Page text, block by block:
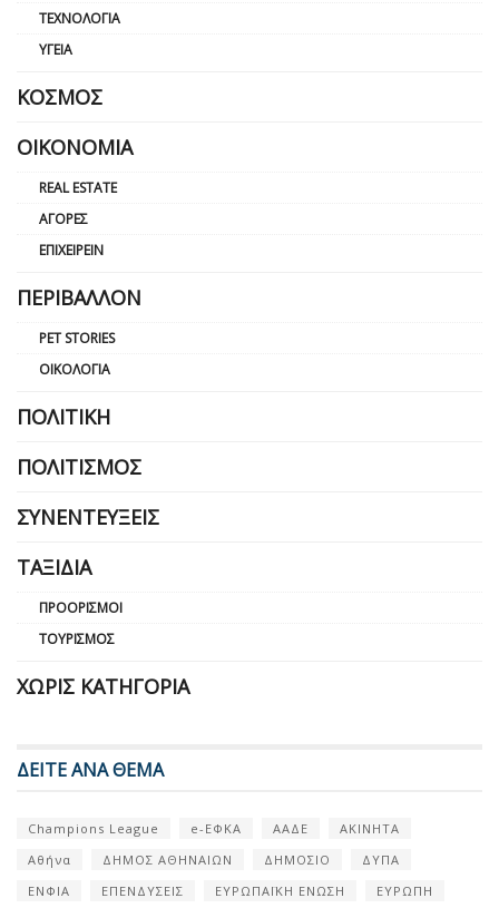
ΤΕΧΝΟΛΟΓΊΑ
ΥΓΕΊΑ
ΚΌΣΜΟΣ
ΟΙΚΟΝΟΜΊΑ
REAL ESTATE
ΑΓΟΡΈΣ
ΕΠΙΧΕΙΡΕΊΝ
ΠΕΡΙΒΆΛΛΟΝ
PET STORIES
ΟΙΚΟΛΟΓΊΑ
ΠΟΛΙΤΙΚΉ
ΠΟΛΙΤΙΣΜΌΣ
ΣΥΝΕΝΤΕΎΞΕΙΣ
ΤΑΞΊΔΙΑ
ΠΡΟΟΡΙΣΜΟΊ
ΤΟΥΡΙΣΜΌΣ
ΧΩΡΊΣ ΚΑΤΗΓΟΡΊΑ
ΔΕΙΤΕ ΑΝΑ ΘΕΜΑ
Champions League e-ΕΦΚΑ ΑΑΔΕ
ΑΚΙΝΗΤΑ
Αθήνα
ΔΗΜΟΣ ΑΘΗΝΑΙΩΝ ΔΗΜΟΣΙΟ
ΔΥΠΑ
ΕΝΦΙΑ
ΕΠΕΝΔΥΣΕΙΣ ΕΥΡΩΠΑΪΚΗ ΕΝΩΣΗ
ΕΥΡΩΠΗ